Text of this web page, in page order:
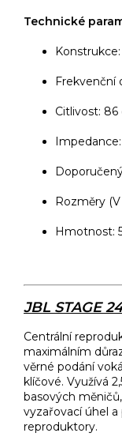
Technické
Frekvenční
Citlivost: 86
Rozměry
Hmotnost:
JBL STAGE
Centrální
maximálním
věrné podání
klíčové. Využívá
basových
vyzařovací úhel
reproduktory.